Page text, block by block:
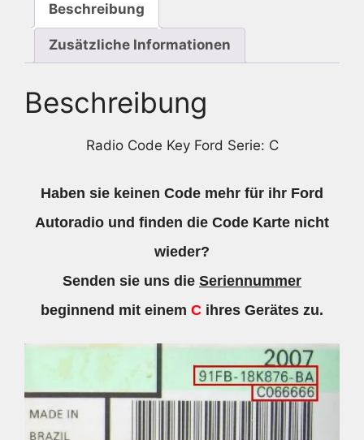
Beschreibung
Zusätzliche Informationen
Beschreibung
Radio Code Key Ford Serie: C
Haben sie keinen Code mehr für ihr Ford
Autoradio und finden die Code Karte nicht
wieder?
Senden sie uns die Seriennummer
beginnend mit einem C ihres Gerätes zu.